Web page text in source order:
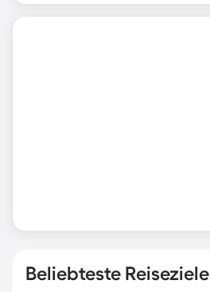
Beliebteste Reiseziele